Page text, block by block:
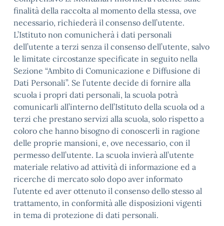
finalità della raccolta al momento della stessa, ove
necessario, richiederà il consenso dell’utente.
L’Istituto non comunicherà i dati personali
dell’utente a terzi senza il consenso dell’utente, salvo
le limitate circostanze specificate in seguito nella
Sezione “Ambito di Comunicazione e Diffusione di
Dati Personali”. Se l’utente decide di fornire alla
scuola i propri dati personali, la scuola potrà
comunicarli all’interno dell’Istituto della scuola od a
terzi che prestano servizi alla scuola, solo rispetto a
coloro che hanno bisogno di conoscerli in ragione
delle proprie mansioni, e, ove necessario, con il
permesso dell’utente. La scuola invierà all’utente
materiale relativo ad attività di informazione ed a
ricerche di mercato solo dopo aver informato
l’utente ed aver ottenuto il consenso dello stesso al
trattamento, in conformità alle disposizioni vigenti
in tema di protezione di dati personali.